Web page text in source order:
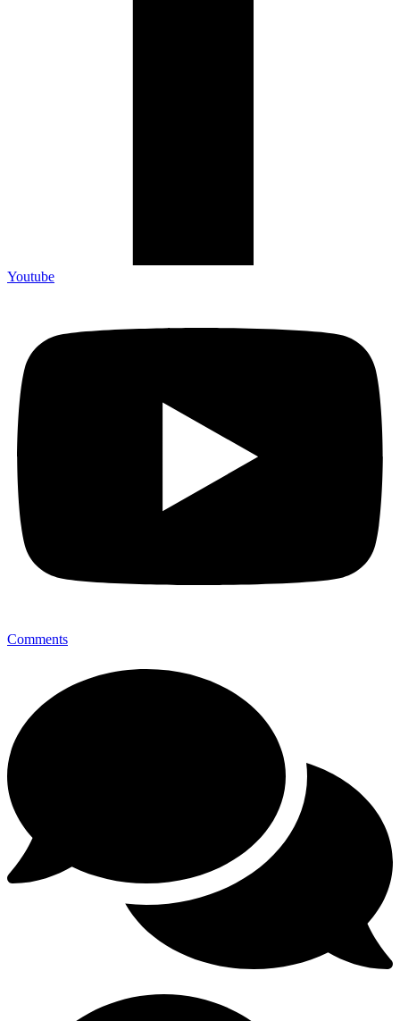
Youtube
Comments